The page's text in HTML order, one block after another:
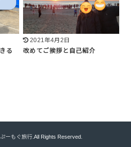
る
2021年4月2日
改めてご挨拶と自己紹介
ぷーもぐ旅行.All Rights Reserved.